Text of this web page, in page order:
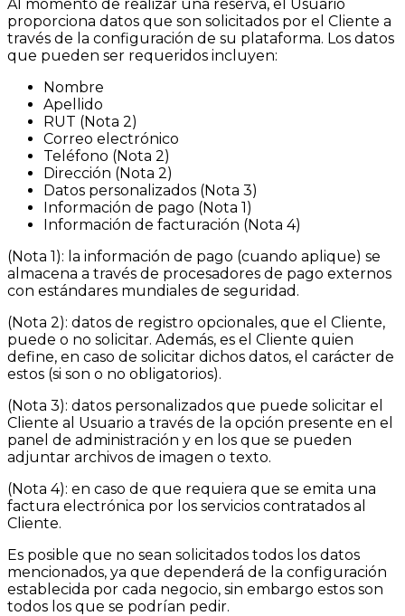
Al momento de realizar una reserva, el Usuario
proporciona datos que son solicitados por el Cliente a
través de la configuración de su plataforma. Los datos
que pueden ser requeridos incluyen:
Nombre
Apellido
RUT (Nota 2)
Correo electrónico
Teléfono (Nota 2)
Dirección (Nota 2)
Datos personalizados (Nota 3)
Información de pago (Nota 1)
Información de facturación (Nota 4)
(Nota 1): la información de pago (cuando aplique) se
almacena a través de procesadores de pago externos
con estándares mundiales de seguridad.
(Nota 2): datos de registro opcionales, que el Cliente,
puede o no solicitar. Además, es el Cliente quien
define, en caso de solicitar dichos datos, el carácter de
estos (si son o no obligatorios).
(Nota 3): datos personalizados que puede solicitar el
Cliente al Usuario a través de la opción presente en el
panel de administración y en los que se pueden
adjuntar archivos de imagen o texto.
(Nota 4): en caso de que requiera que se emita una
factura electrónica por los servicios contratados al
Cliente.
Es posible que no sean solicitados todos los datos
mencionados, ya que dependerá de la configuración
establecida por cada negocio, sin embargo estos son
todos los que se podrían pedir.